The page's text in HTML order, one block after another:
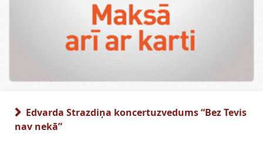
Edvarda Strazdiņa koncertuzvedums “Bez Tevis
nav nekā”